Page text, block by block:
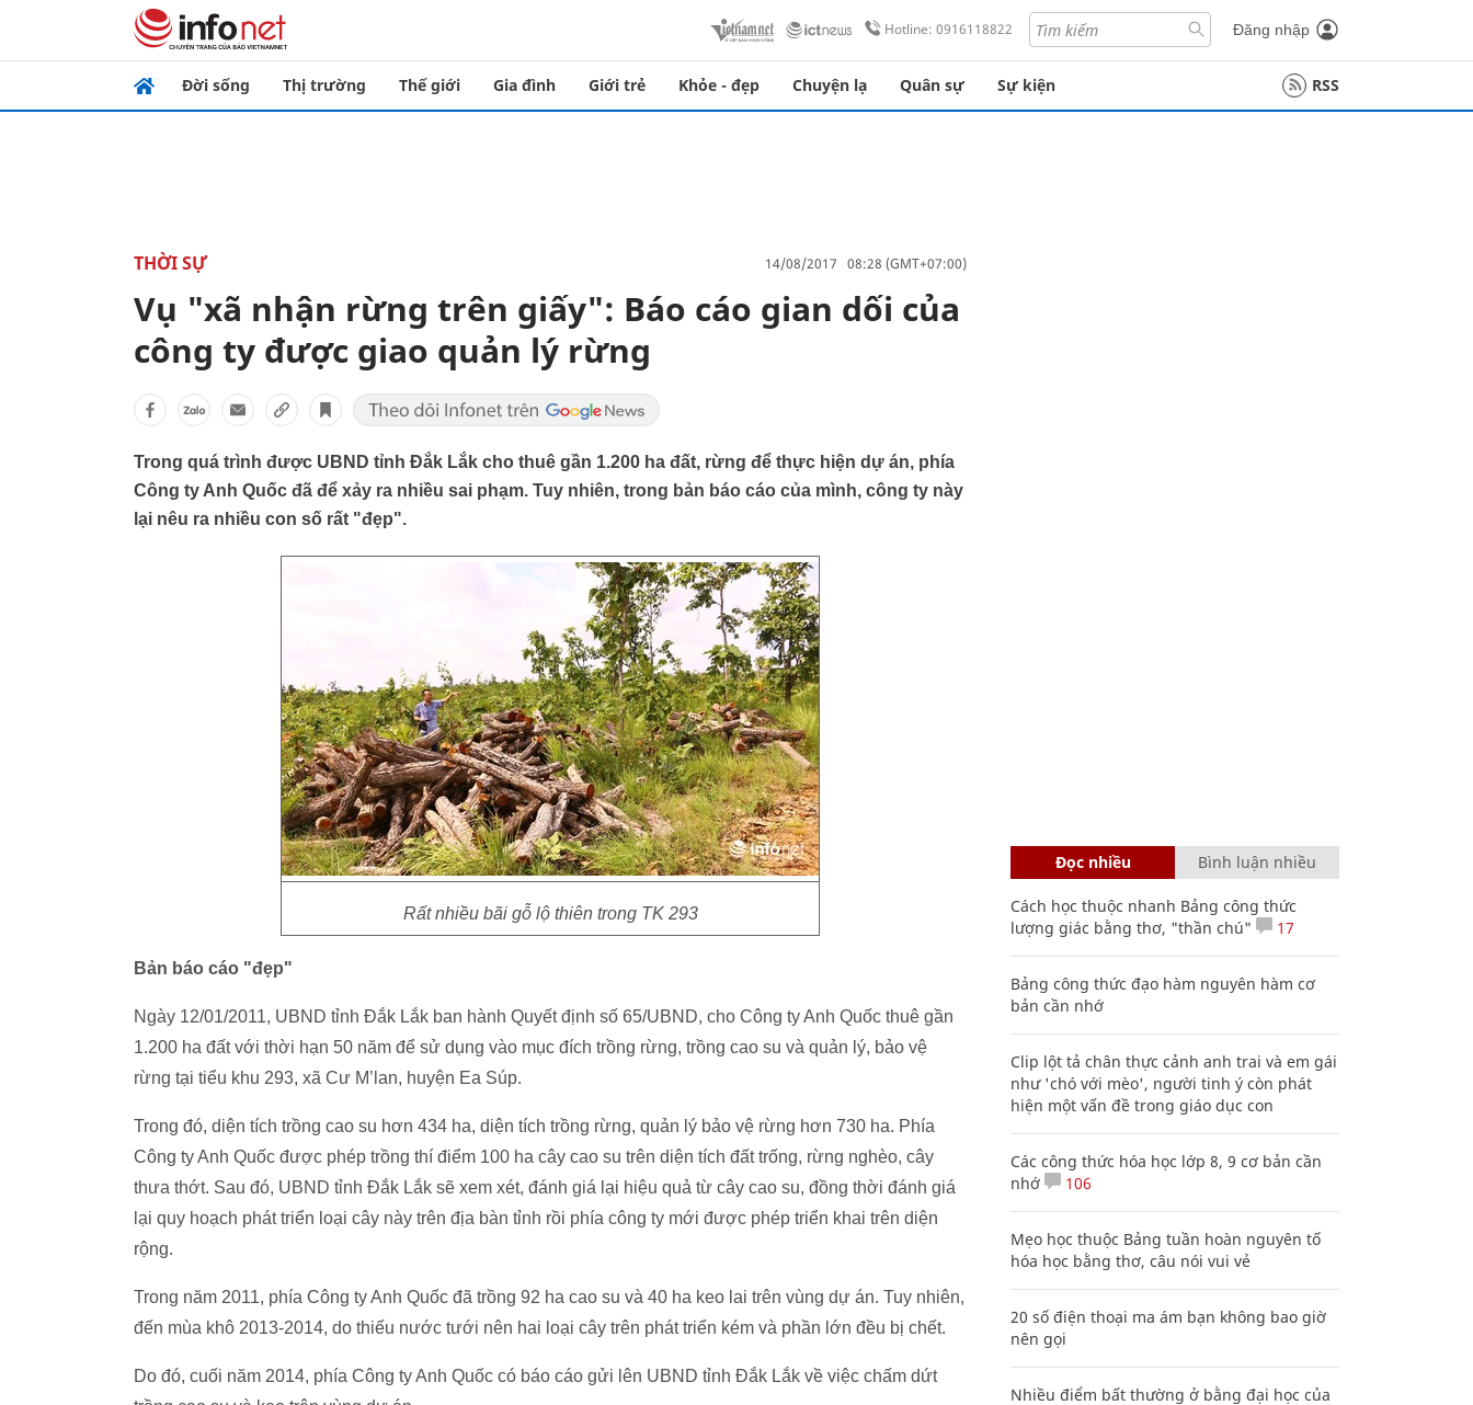
Hotline: 0916118822 Đăng nhập
Đời sống Thị trường Thế giới Gia đình Giới trẻ Khỏe - đẹp Chuyện lạ Quân sự Sự kiện RSS
THỜI SỰ 14/08/2017 08:28 (GMT+07:00)
Vụ "xã nhận rừng trên giấy": Báo cáo gian dối của
công ty được giao quản lý rừng
Trong quá trình được UBND tỉnh Đắk Lắk cho thuê gần 1.200 ha đất, rừng để thực hiện dự án, phía
Công ty Anh Quốc đã để xảy ra nhiều sai phạm. Tuy nhiên, trong bản báo cáo của mình, công ty này
lại nêu ra nhiều con số rất "đẹp".
Rất nhiều bãi gỗ lộ thiên trong TK 293
Bản báo cáo "đẹp"
Ngày 12/01/2011, UBND tỉnh Đắk Lắk ban hành Quyết định số 65/UBND, cho Công ty Anh Quốc thuê gần
1.200 ha đất với thời hạn 50 năm để sử dụng vào mục đích trồng rừng, trồng cao su và quản lý, bảo vệ
rừng tại tiểu khu 293, xã Cư M’lan, huyện Ea Súp.
Trong đó, diện tích trồng cao su hơn 434 ha, diện tích trồng rừng, quản lý bảo vệ rừng hơn 730 ha. Phía
Công ty Anh Quốc được phép trồng thí điểm 100 ha cây cao su trên diện tích đất trống, rừng nghèo, cây
thưa thớt. Sau đó, UBND tỉnh Đắk Lắk sẽ xem xét, đánh giá lại hiệu quả từ cây cao su, đồng thời đánh giá
lại quy hoạch phát triển loại cây này trên địa bàn tỉnh rồi phía công ty mới được phép triển khai trên diện
rộng.
Trong năm 2011, phía Công ty Anh Quốc đã trồng 92 ha cao su và 40 ha keo lai trên vùng dự án. Tuy nhiên,
đến mùa khô 2013-2014, do thiếu nước tưới nên hai loại cây trên phát triển kém và phần lớn đều bị chết.
Do đó, cuối năm 2014, phía Công ty Anh Quốc có báo cáo gửi lên UBND tỉnh Đắk Lắk về việc chấm dứt
Đọc nhiều Bình luận nhiều
Cách học thuộc nhanh Bảng công thức
lượng giác bằng thơ, "thần chú"
17
Bảng công thức đạo hàm nguyên hàm cơ
bản cần nhớ
Clip lột tả chân thực cảnh anh trai và em gái
như 'chó với mèo', người tinh ý còn phát
hiện một vấn đề trong giáo dục con
Các công thức hóa học lớp 8, 9 cơ bản cần
nhớ
106
Mẹo học thuộc Bảng tuần hoàn nguyên tố
hóa học bằng thơ, câu nói vui vẻ
20 số điện thoại ma ám bạn không bao giờ
nên gọi
Nhiều điểm bất thường ở bằng đại học của